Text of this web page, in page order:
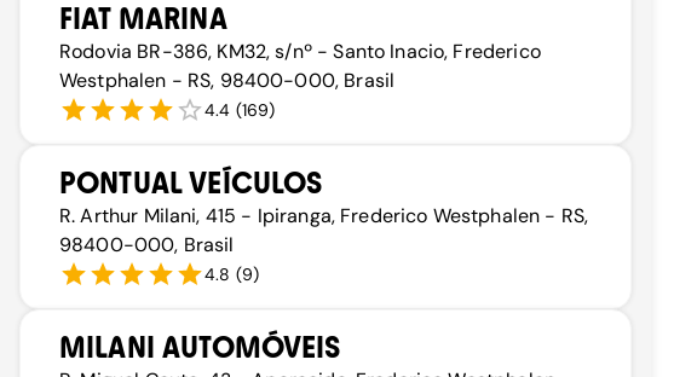
FIAT MARINA
Rodovia BR-386, KM32, s/nº - Santo Inacio, Frederico
Westphalen - RS, 98400-000, Brasil
4.4 (169)
PONTUAL VEÍCULOS
R. Arthur Milani, 415 - Ipiranga, Frederico Westphalen - RS,
98400-000, Brasil
4.8 (9)
MILANI AUTOMÓVEIS